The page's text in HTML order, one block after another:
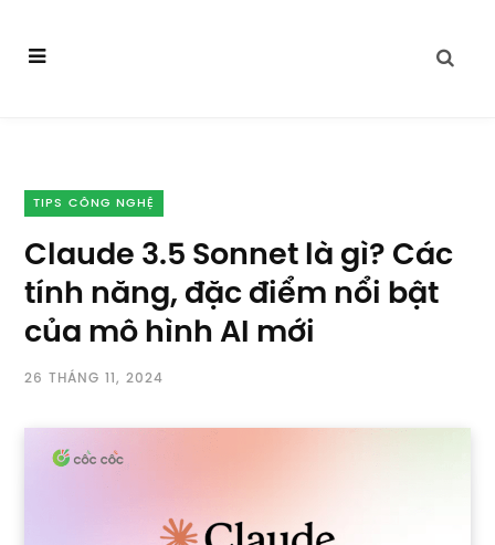
TIPS CÔNG NGHỆ
Claude 3.5 Sonnet là gì? Các
tính năng, đặc điểm nổi bật
của mô hình AI mới
26 THÁNG 11, 2024